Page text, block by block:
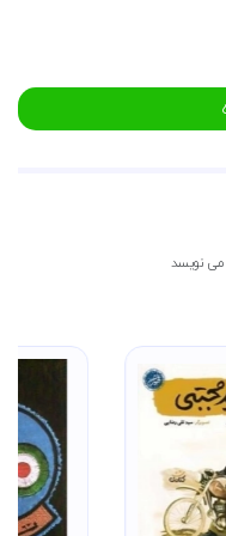
حمایتی و برادرانه ایشان در
حسین (ع) را مورد بررسی قرار
تأثیر ایشان بر جهان فرشتگان
حضرت فاطمه زهرا (س) و تأثیر
(ع) می‌پردازد.
شده است که برای همه مخاطبان
و جمله‌های زیبای عاطفی است
نویسد